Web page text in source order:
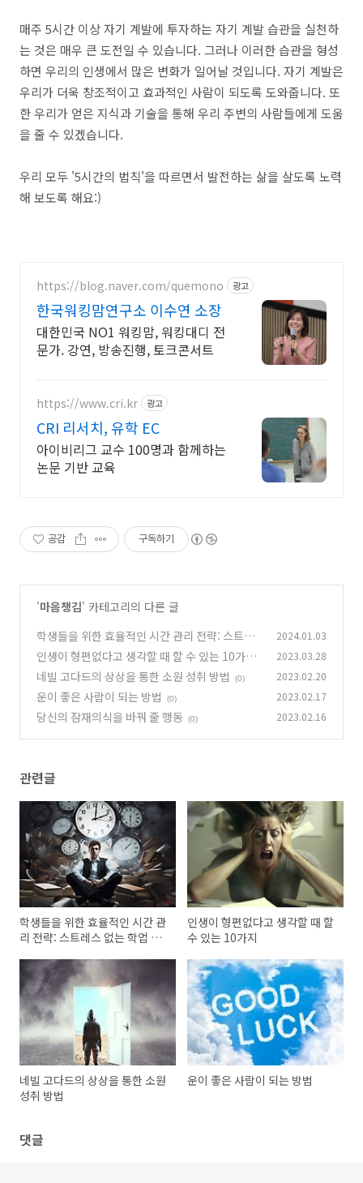
매주 5시간 이상 자기 계발에 투자하는 자기 계발 습관을 실천하
는 것은 매우 큰 도전일 수 있습니다. 그러나 이러한 습관을 형성
하면 우리의 인생에서 많은 변화가 일어날 것입니다. 자기 계발은
우리가 더욱 창조적이고 효과적인 사람이 되도록 도와줍니다. 또
한 우리가 얻은 지식과 기술을 통해 우리 주변의 사람들에게 도움
을 줄 수 있겠습니다.
우리 모두 '5시간의 법칙'을 따르면서 발전하는 삶을 살도록 노력
해 보도록 해요:)
https://blog.naver.com/quemono 광고
한국워킹맘연구소 이수연 소장
대한민국 NO1 워킹맘, 워킹대디 전
문가. 강연, 방송진행, 토크콘서트
https://www.cri.kr 광고
CRI 리서치, 유학 EC
아이비리그 교수 100명과 함께하는
논문 기반 교육
공감 구독하기
'마음챙김' 카테고리의 다른 글
학생들을 위한 효율적인 시간 관리 전략: 스트레
스 없는 학업 생활을 위한 가이드
(0)
2024.01.03
인생이 형편없다고 생각할 때 할 수 있는 10가지
(0)
2023.03.28
네빌 고다드의 상상을 통한 소원 성취 방법 (0) 2023.02.20
운이 좋은 사람이 되는 방법 (0) 2023.02.17
당신의 잠재의식을 바꿔 줄 행동 (0) 2023.02.16
관련글
학생들을 위한 효율적인 시간 관
리 전략: 스트레스 없는 학업 생
인생이 형편없다고 생각할 때 할
수 있는 10가지
네빌 고다드의 상상을 통한 소원
성취 방법
운이 좋은 사람이 되는 방법
댓글